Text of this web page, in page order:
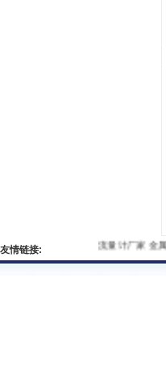
友情链接: 流量计厂家